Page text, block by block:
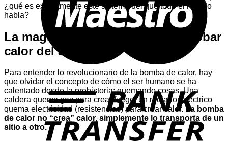
¿qué es exactamente este sistema del que todo el mundo
habla?
La magia de la termodinámica: Robar
calor del aire
Para entender lo revolucionario de la bomba de calor, hay
que olvidar el concepto de cómo el ser humano se ha
calentado desde la prehistoria: quemando cosas. Una
caldera quema gas para crear fuego; un radiador eléctrico
quema electricidad (resistencias) para crear calor. La bomba
de calor no “crea” calor, simplemente lo transporta de un
sitio a otro.